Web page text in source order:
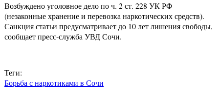
Возбуждено уголовное дело по ч. 2 ст. 228 УК РФ
(незаконные хранение и перевозка наркотических средств).
Санкция статьи предусматривает до 10 лет лишения свободы,
сообщает пресс-служба УВД Сочи.
Теги:
Борьба с наркотиками в Сочи